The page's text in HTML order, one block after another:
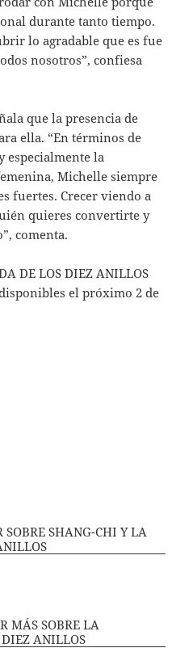
durante tanto tiempo.
lo agradable que es fue
nosotros”, confiesa
que la presencia de
ella. “En términos de
especialmente la
Michelle siempre
fuertes. Crecer viendo a
quieres convertirte y
comenta.
DE LOS DIEZ ANILLOS
el próximo 2 de
SOBRE SHANG-CHI Y LA
MÁS SOBRE LA
ANILLOS